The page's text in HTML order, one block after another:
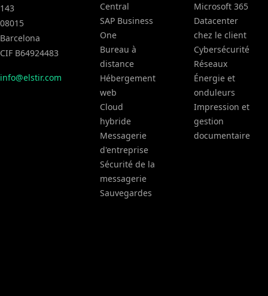
143
08015
Barcelona
CIF B64924483
info@elstir.com
Central
SAP Business
One
Bureau à
distance
Hébergement
web
Cloud
hybride
Messagerie
d'entreprise
Sécurité de la
messagerie
Sauvegardes
Microsoft 365
Datacenter
chez le client
Cybersécurité
Réseaux
Énergie et
onduleurs
Impression et
gestion
documentaire